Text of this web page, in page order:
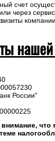
счет
через
России"
что